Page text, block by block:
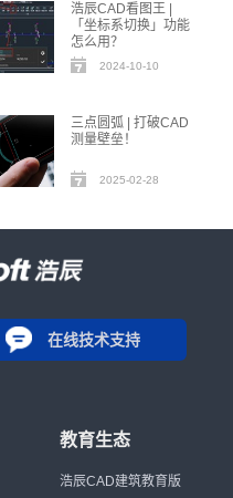
浩辰CAD看图王 |
「坐标系切换」功能
怎么用？
2024-10-10
三点圆弧 | 打破CAD
测量壁垒！
2025-02-28
在线技术支持
教育生态
浩辰CAD建筑教育版